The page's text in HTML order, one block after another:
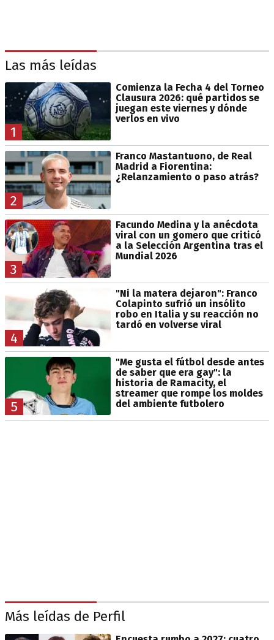
Las más leídas
1
Comienza la Fecha 4 del Torneo
Clausura 2026: qué partidos se
juegan este viernes y dónde
verlos en vivo
2
Franco Mastantuono, de Real
Madrid a Fiorentina:
¿Relanzamiento o paso atrás?
3
Facundo Medina y la anécdota
viral con un gomero que criticó
a la Selección Argentina tras el
Mundial 2026
4
"Ni la matera dejaron": Franco
Colapinto sufrió un insólito
robo en Italia y su reacción no
tardó en volverse viral
5
"Me gusta el fútbol desde antes
de saber que era gay": la
historia de Ramacity, el
streamer que rompe los moldes
del ambiente futbolero
Más leídas de Perfil